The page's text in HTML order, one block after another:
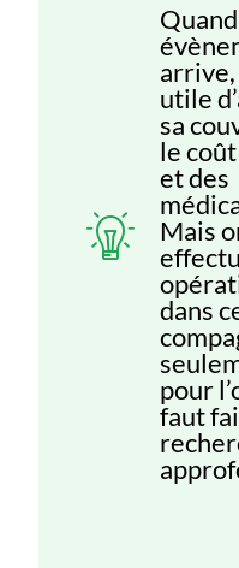
utile
sa
le
et des
Mais
dans
pour
faut